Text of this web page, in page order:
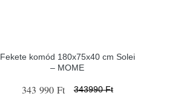
Fekete komód 180x75x40 cm Solei
– MOME
343 990 Ft 343990 Ft